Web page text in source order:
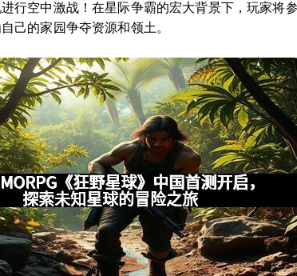
行空中激战！在星际争霸的宏大背景下，玩家将
己的家园争夺资源和领土。